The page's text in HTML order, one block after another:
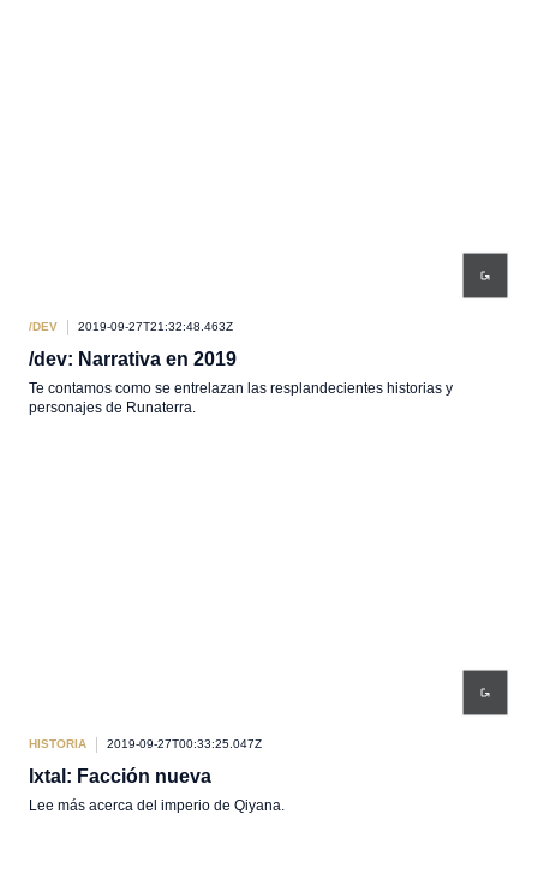
/DEV 2019-09-27T21:32:48.463Z
/dev: Narrativa en 2019
Te contamos como se entrelazan las resplandecientes historias y
personajes de Runaterra.
HISTORIA 2019-09-27T00:33:25.047Z
Ixtal: Facción nueva
Lee más acerca del imperio de Qiyana.